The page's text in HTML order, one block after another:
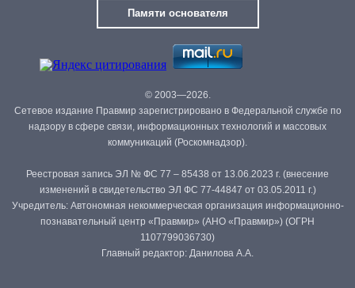
Памяти основателя
© 2003—2026.
Сетевое издание Правмир зарегистрировано в Федеральной службе по
надзору в сфере связи, информационных технологий и массовых
коммуникаций (Роскомнадзор).
Реестровая запись ЭЛ № ФС 77 – 85438 от 13.06.2023 г. (внесение
изменений в свидетельство ЭЛ ФС 77-44847 от 03.05.2011 г.)
Учредитель: Автономная некоммерческая организация информационно-
познавательный центр «Правмир» (АНО «Правмир») (ОГРН
1107799036730)
Главный редактор: Данилова А.А.